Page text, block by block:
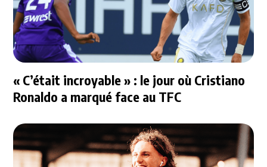
« C’était incroyable » : le jour où Cristiano
Ronaldo a marqué face au TFC